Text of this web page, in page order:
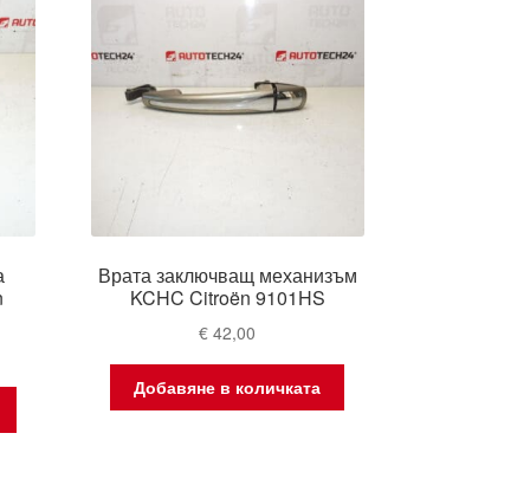
Врата заключващ механизъм
KCHC Citroën 9101HS
€ 42,00
Добавяне в количката